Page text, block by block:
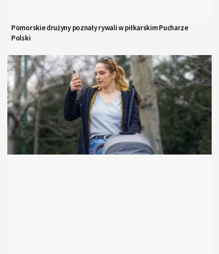
Pomorskie drużyny poznały rywali w piłkarskim Pucharze
Polski